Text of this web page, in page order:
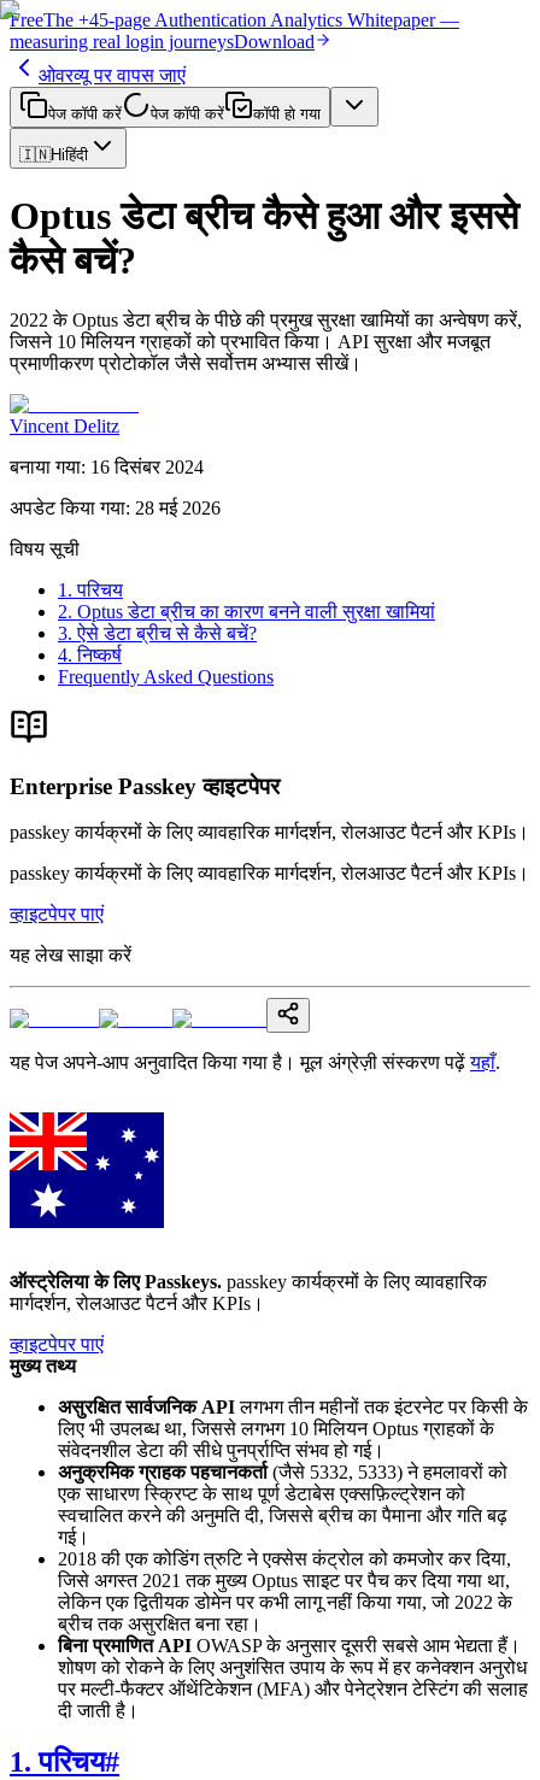
FreeThe +45-page Authentication Analytics Whitepaper —
measuring real login journeysDownload
ओवरव्यू पर वापस जाएं
पेज कॉपी करें पेज कॉपी करें कॉपी हो गया
🇮🇳Hiहिंदी
Optus डेटा ब्रीच कैसे हुआ और इससे
कैसे बचें?
2022 के Optus डेटा ब्रीच के पीछे की प्रमुख सुरक्षा खामियों का अन्वेषण करें,
जिसने 10 मिलियन ग्राहकों को प्रभावित किया। API सुरक्षा और मजबूत
प्रमाणीकरण प्रोटोकॉल जैसे सर्वोत्तम अभ्यास सीखें।
Vincent Delitz
बनाया गया: 16 दिसंबर 2024
अपडेट किया गया: 28 मई 2026
विषय सूची
1. परिचय
2. Optus डेटा ब्रीच का कारण बनने वाली सुरक्षा खामियां
3. ऐसे डेटा ब्रीच से कैसे बचें?
4. निष्कर्ष
Frequently Asked Questions
Enterprise Passkey व्हाइटपेपर
passkey कार्यक्रमों के लिए व्यावहारिक मार्गदर्शन, रोलआउट पैटर्न और KPIs।
passkey कार्यक्रमों के लिए व्यावहारिक मार्गदर्शन, रोलआउट पैटर्न और KPIs।
व्हाइटपेपर पाएं
यह लेख साझा करें
यह पेज अपने-आप अनुवादित किया गया है। मूल अंग्रेज़ी संस्करण पढ़ें यहाँ.
ऑस्ट्रेलिया के लिए Passkeys. passkey कार्यक्रमों के लिए व्यावहारिक
मार्गदर्शन, रोलआउट पैटर्न और KPIs।
व्हाइटपेपर पाएं
मुख्य तथ्य
असुरक्षित सार्वजनिक APIलगभग तीन महीनों तक इंटरनेट पर किसी के
लिए भी उपलब्ध था, जिससे लगभग 10 मिलियन Optus ग्राहकों के
संवेदनशील डेटा की सीधे पुनर्प्राप्ति संभव हो गई।
अनुक्रमिक ग्राहक पहचानकर्ता(जैसे 5332, 5333) ने हमलावरों को
एक साधारण स्क्रिप्ट के साथ पूर्ण डेटाबेस एक्सफ़िल्ट्रेशन को
स्वचालित करने की अनुमति दी, जिससे ब्रीच का पैमाना और गति बढ़
गई।
2018 की एक कोडिंग त्रुटि ने एक्सेस कंट्रोल को कमजोर कर दिया,
जिसे अगस्त 2021 तक मुख्य Optus साइट पर पैच कर दिया गया था,
लेकिन एक द्वितीयक डोमेन पर कभी लागू नहीं किया गया, जो 2022 के
ब्रीच तक असुरक्षित बना रहा।
बिना प्रमाणित API OWASP के अनुसार दूसरी सबसे आम भेद्यता हैं।
शोषण को रोकने के लिए अनुशंसित उपाय के रूप में हर कनेक्शन अनुरोध
पर मल्टी-फैक्टर ऑथेंटिकेशन (MFA) और पेनेट्रेशन टेस्टिंग की सलाह
दी जाती है।
1. परिचय#